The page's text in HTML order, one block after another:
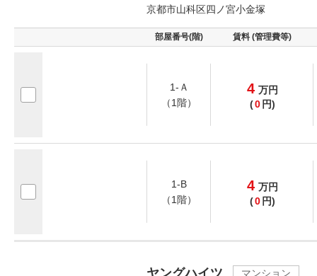
京都市山科区四ノ宮小金塚
部屋番号(階) 賃料 (管理費等)
1-Ａ
（1階）
4 万円
(0 円)
1-B
（1階）
4 万円
(0 円)
ヤングハイツ マンション